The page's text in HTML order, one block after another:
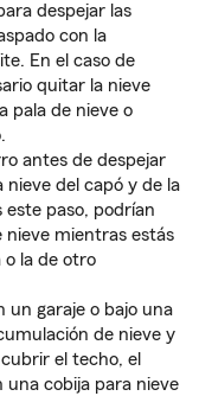
despejar las
con la
En el caso de
quitar la nieve
pala de nieve o
antes de despejar
nieve del capó y de la
este paso, podrían
nieve mientras estás
la de otro
un garaje o bajo una
de nieve y
el techo, el
una cobija para nieve